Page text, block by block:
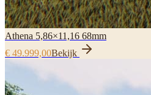
Athena 5,86×11,16 68mm
€ 49.999,00Bekijk